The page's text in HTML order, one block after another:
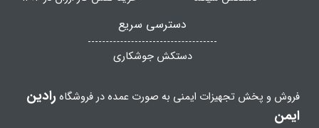
دسترسی سریع
دستکش جوشکاری
فروش و پخش تجهیزات ایمنی به صورت عمده در فروشگاهرادین
ایمن